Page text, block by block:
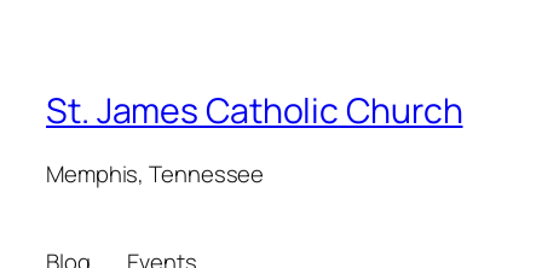
St. James Catholic Church
Memphis, Tennessee